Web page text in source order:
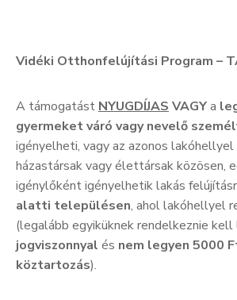
Vidéki Otthonfelújítási Program –
A támogatást NYUGDÍJAS VAGYa
gyermeket váró vagy nevelő
igényelheti, vagy az azonos
házastársak vagy élettársak közösen,
igénylőként igényelhetik lakás
alatti településen, ahol lakóhellyel
(legalább egyiküknek rendelkeznie
jogviszonnyal és nem legyen 5000
köztartozás).